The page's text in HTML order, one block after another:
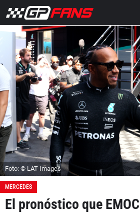
Foto: © LAT Images
MERCEDES
El pronóstico que